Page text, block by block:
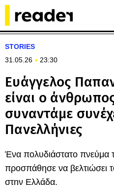
STORIES
31.05.26
23:30
Ευάγγελος
είναι ο
συναντάμε
Πανελλήνιες
Ένα πολυδιάστατο πνεύμα
προσπάθησε να βελτιώσει
στην Ελλάδα.